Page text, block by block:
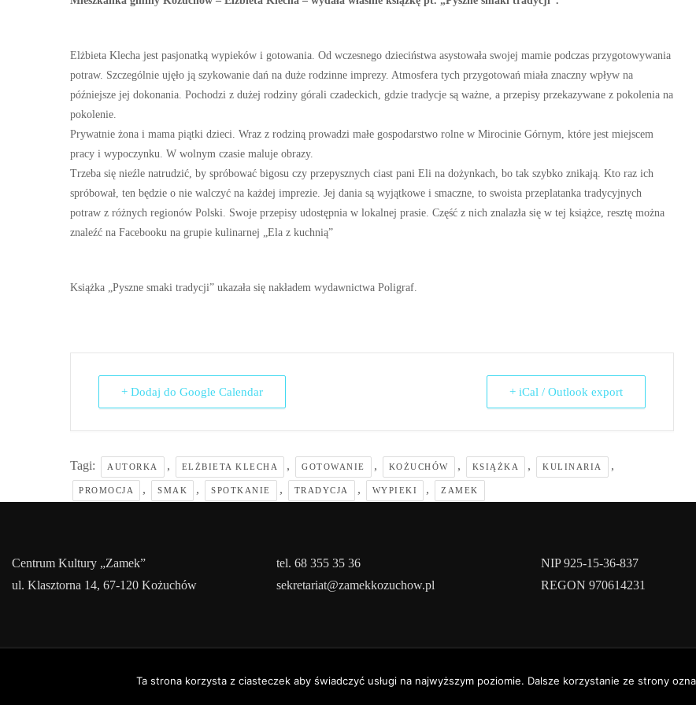
Elżbieta Klecha jest pasjonatką wypieków i gotowania. Od wczesnego dzieciństwa asystowała swojej mamie podczas przygotowywania
potraw. Szczególnie ujęło ją szykowanie dań na duże rodzinne imprezy. Atmosfera tych przygotowań miała znaczny wpływ na
późniejsze jej dokonania. Pochodzi z dużej rodziny górali czadeckich, gdzie tradycje są ważne, a przepisy przekazywane z pokolenia na
pokolenie.
Prywatnie żona i mama piątki dzieci. Wraz z rodziną prowadzi małe gospodarstwo rolne w Mirocinie Górnym, które jest miejscem
pracy i wypoczynku. W wolnym czasie maluje obrazy.
Trzeba się nieźle natrudzić, by spróbować bigosu czy przepysznych ciast pani Eli na dożynkach, bo tak szybko znikają. Kto raz ich
spróbował, ten będzie o nie walczyć na każdej imprezie. Jej dania są wyjątkowe i smaczne, to swoista przeplatanka tradycyjnych
potraw z różnych regionów Polski. Swoje przepisy udostępnia w lokalnej prasie. Część z nich znalazła się w tej książce, resztę można
znaleźć na Facebooku na grupie kulinarnej „Ela z kuchnią”
Książka „Pyszne smaki tradycji” ukazała się nakładem wydawnictwa Poligraf.
+ Dodaj do Google Calendar + iCal / Outlook export
Tagi: AUTORKA , ELŻBIETA KLECHA , GOTOWANIE , KOŻUCHÓW , KSIĄŻKA , KULINARIA ,
PROMOCJA , SMAK , SPOTKANIE , TRADYCJA , WYPIEKI , ZAMEK
Centrum Kultury „Zamek”
ul. Klasztorna 14, 67-120 Kożuchów
tel. 68 355 35 36
sekretariat@zamekkozuchow.pl
NIP 925-15-36-837
REGON 970614231
Copyright © 2022 | Powered byWordPress |ConsultStreet theme by
Ta strona korzysta z ciasteczek aby świadczyć usługi na najwyższym poziomie. Dalsze korzystanie ze strony